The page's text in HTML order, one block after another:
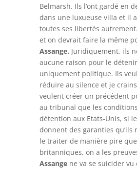
Belmarsh. Ils l’ont gardé en
dans une luxueuse villa et il
toutes ses libertés
et on devrait faire la même
Assange. Juridiquement, ils
aucune raison pour le
uniquement politique. Ils
réduire au silence et je crains
veulent créer un précédent
au tribunal que les
détention aux Etats-Unis, si
donnent des garanties qu’ils
le traiter de manière pire
britanniques, on a les
Assange ne va se suicider vu